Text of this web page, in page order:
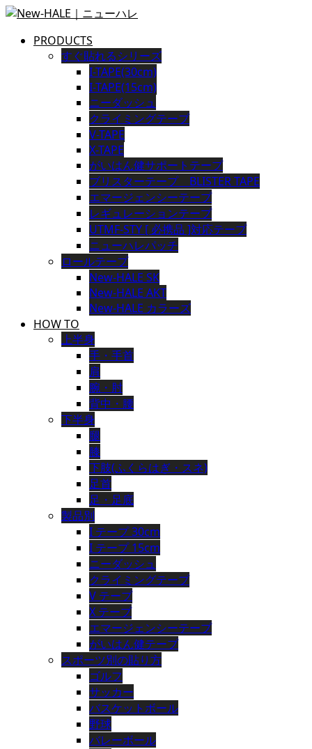
PRODUCTS
すぐ貼れるシリーズ
I-TAPE(30cm)
I-TAPE(15cm)
ニーダッシュ
クライミングテープ
V-TAPE
X-TAPE
がいはん健サポートテープ
ブリスターテープ BLISTER TAPE
エマージェンシーテープ
レギュレーションテープ
UTMF-STY [ 必携品 ]対応テープ
ニューハレパッチ
ロールテープ
New-HALE SK
New-HALE AKT
New-HALE カラーズ
HOW TO
上半身
手・手首
肩
腕・肘
背中・腰
下半身
腿
膝
下肢(ふくらはぎ・スネ)
足首
足・足底
製品別
I テープ 30cm
I テープ 15cm
ニーダッシュ
クライミングテープ
V テープ
X テープ
エマージェンシーテープ
がいはん健テープ
スポーツ別の貼り方
ゴルフ
サッカー
バスケットボール
野球
バレーボール